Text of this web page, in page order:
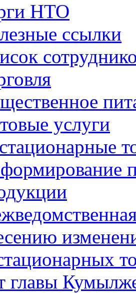
НТО
ссылки
услуги
главы